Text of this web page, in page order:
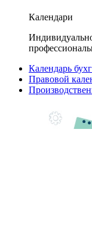
Календари
Календарь
Правовой